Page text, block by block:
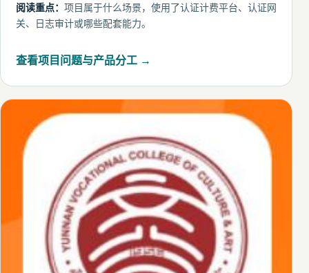
阅读重点： 项目属于什么场景，使用了认证计费平台、认证网
关、日志审计或哪些配套能力。
查看项目问题与产品分工 →